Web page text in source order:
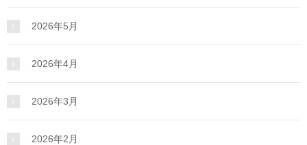
2026年5月
2026年4月
2026年3月
2026年2月